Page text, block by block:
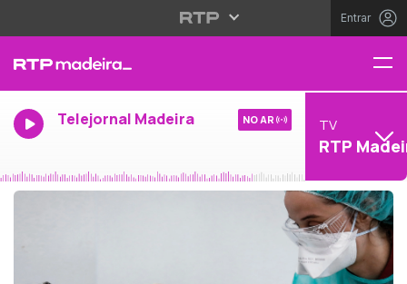
Entrar
Telejornal Madeira NO AR TV
RTP